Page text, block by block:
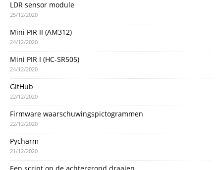
LDR sensor module
25/12/2020
Mini PIR II (AM312)
24/12/2020
Mini PIR I (HC-SR505)
24/12/2020
GitHub
22/12/2020
Firmware waarschuwingspictogrammen
22/12/2020
Pycharm
21/12/2020